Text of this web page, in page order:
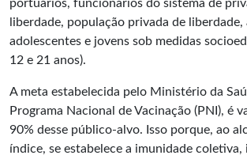
portuários, funcionários do sistema de
liberdade, população privada de liberdade,
adolescentes e jovens sob medidas
12 e 21 anos).
A meta estabelecida pelo Ministério da
Programa Nacional de Vacinação (PNI), é
90% desse público-alvo. Isso porque, ao
índice, se estabelece a imunidade coletiva,